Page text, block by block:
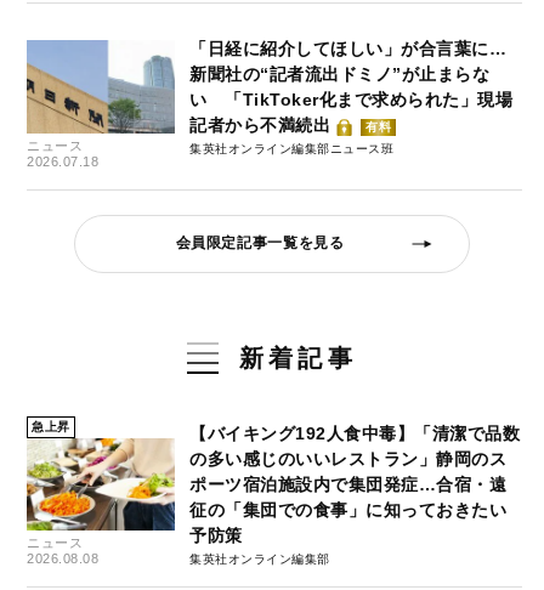
ニュース
2026.07.18
「日経に紹介してほしい」が合言葉に…
新聞社の“記者流出ドミノ”が止まらな
い 「TikToker化まで求められた」現場
記者から不満続出
有料
集英社オンライン編集部ニュース班
会員限定記事一覧を見る
新着記事
急上昇
ニュース
2026.08.08
【バイキング192人食中毒】「清潔で品数
の多い感じのいいレストラン」静岡のス
ポーツ宿泊施設内で集団発症…合宿・遠
征の「集団での食事」に知っておきたい
予防策
集英社オンライン編集部